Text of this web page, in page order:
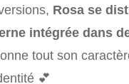
Rosa se
intégrée dans
tout son
💕